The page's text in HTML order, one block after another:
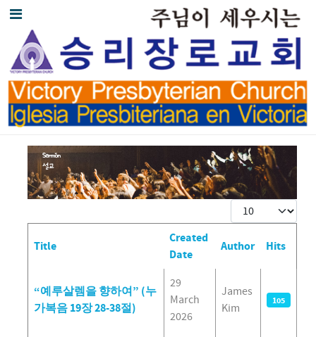
Display #
Title
Created
Date
Author Hits
“예루살렘을 향하여” (누
가복음 19장 28-38절)
29
March
2026
James
Kim
105